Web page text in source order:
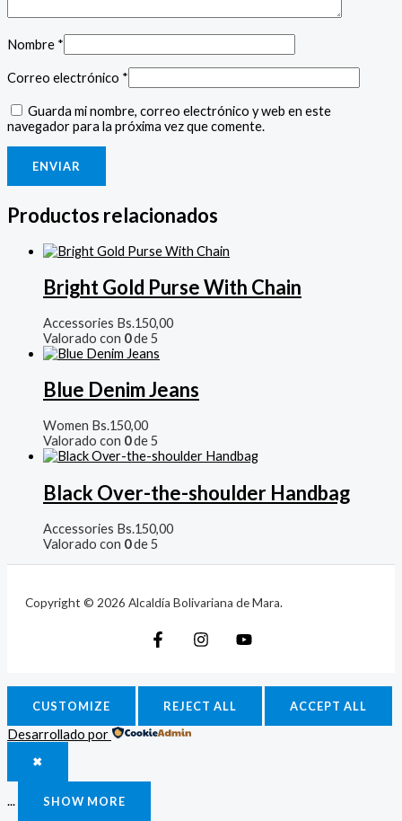
Nombre *
Correo electrónico *
Guarda mi nombre, correo electrónico y web en este
navegador para la próxima vez que comente.
Productos relacionados
Bright Gold Purse With Chain
Accessories Bs.150,00
Valorado con 0de 5
Blue Denim Jeans
Women Bs.150,00
Valorado con 0de 5
Black Over-the-shoulder Handbag
Accessories Bs.150,00
Valorado con 0de 5
Copyright © 2026 Alcaldía Bolivariana de Mara.
CUSTOMIZE REJECT ALL ACCEPT ALL
Desarrollado por
✖
... SHOW MORE